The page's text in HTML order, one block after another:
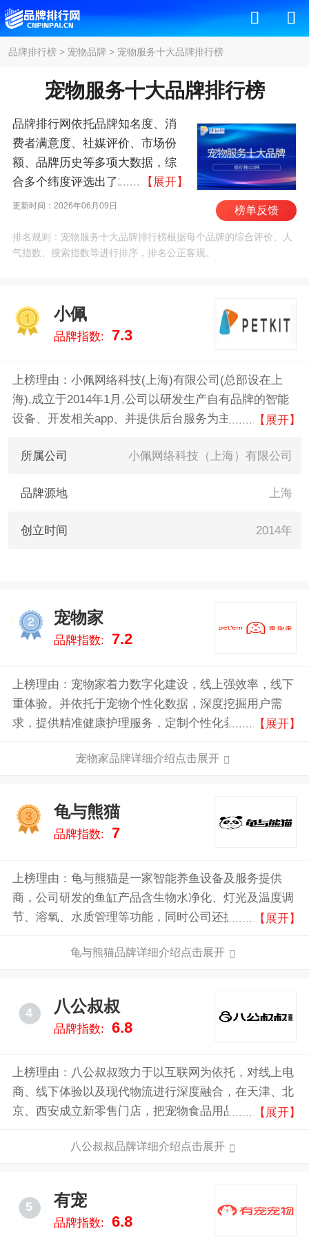
品牌排行榜> 宠物品牌 > 宠物服务十大品牌排行榜
宠物服务十大品牌排行榜
品牌排行网依托品牌知名度、消
费者满意度、社媒评价、市场份
额、品牌历史等多项大数据，综
合多个纬度评选出了2026年宠物
服务十大品牌排行榜，其中前十
与熊猫、八公叔叔、有宠、宠儿
宠物/PETIN、派多格、袖
致力于用最真实的数据告诉您宠
物服务什么牌子好，供您参考。
【展开】
更新时间：2026年06月09日 榜单反馈
排名规则：宠物服务十大品牌排行榜根据每个品牌的综合评价、人
气指数、搜索指数等进行排序，排名公正客观。
1
小佩
品牌指数: 7.3
上榜理由：小佩网络科技(上海)有限公司(总部设在上
海),成立于2014年1月,公司以研发生产自有品牌的智能
设备、开发相关app、并提供后台服务为主业。公司产
设计师、研发工程师,氛围轻松。我们都热爱宠物,决心
系统”,“大数据”这些高科技的东西,带进宠物市场,彻底改
【展开】
所属公司 小佩网络科技（上海）有限公司
品牌源地 上海
创立时间 2014年
2
宠物家
品牌指数: 7.2
上榜理由：宠物家着力数字化建设，线上强效率，线下
重体验。并依托于宠物个性化数据，深度挖掘用户需
求，提供精准健康护理服务，定制个性化养宠解决方
对于精细化科学养宠的追求，并深入影响用户心智，为
【展开】
宠物家品牌详细介绍点击展开
3
龟与熊猫
品牌指数: 7
上榜理由：龟与熊猫是一家智能养鱼设备及服务提供
商，公司研发的鱼缸产品含生物水净化、灯光及温度调
节、溶氧、水质管理等功能，同时公司还提供鱼缸清
【展开】
龟与熊猫品牌详细介绍点击展开
4 八公叔叔
品牌指数: 6.8
上榜理由：八公叔叔致力于以互联网为依托，对线上电
商、线下体验以及现代物流进行深度融合，在天津、北
京、西安成立新零售门店，把宠物食品用品及养宠知识
立体服务。
【展开】
八公叔叔品牌详细介绍点击展开
5 有宠
品牌指数: 6.8